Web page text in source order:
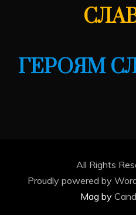
ГЕРОЯМ
All Rights
Proudly powered by
Mag by